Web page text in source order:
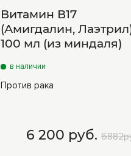
Витамин В17
(Амигдалин,
100 мл (из миндаля)
в наличии
Против рака
6 200 руб.